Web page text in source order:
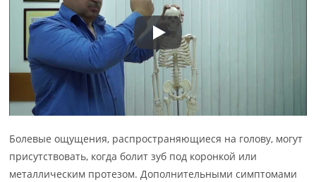
Болевые ощущения, распространяющиеся на голову, могут
присутствовать, когда болит зуб под коронкой или
металлическим протезом. Дополнительными симптомами